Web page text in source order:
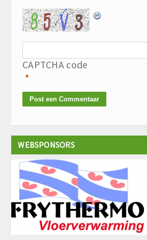
CAPTCHA code
*
WEBSPONSORS